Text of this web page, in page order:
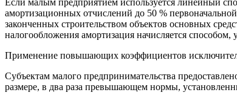
амортизационных отчислений до 50 %
законченных строительством объектов основных
налогообложения амортизация начисляется
Применение повышающих коэффициентов
Субъектам малого предпринимательства
размере, в два раза превышающем нормы,